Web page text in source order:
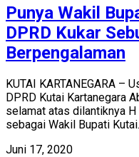
Punya Wakil
DPRD Kukar
Berpengalaman
KUTAI KARTANEGARA –
DPRD Kutai Kartanegara
selamat atas dilantiknya
sebagai Wakil Bupati
Juni 17, 2020